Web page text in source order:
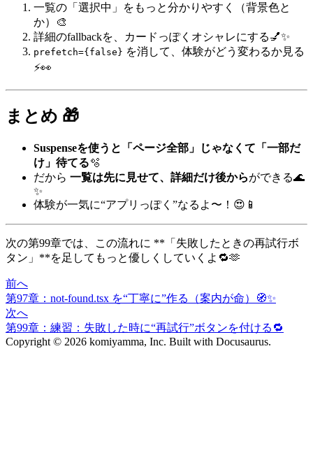
一覧の「選択中」をもっと分かりやすく（背景色と
か）🎨
詳細のfallbackを、カードっぽくオシャレにする💅✨
prefetch={false} を消して、体験がどう変わるか見る
⚡👀
まとめ 🎁
Suspenseを使うと「ページ全部」じゃなくて「一部だ
け」待てる🫧
だから 一覧は先に見せて、詳細だけ後からができる🌊
✨
体験が一気に“アプリっぽく”なるよ〜！😍📱
次の第99章では、この流れに **「失敗したときの再試行ボ
タン」**を足してもっと優しくしていくよ🔁🫶
前へ
第97章：not-found.tsx を“丁寧に”作る（案内が命）🧭✨
次へ
第99章：練習：失敗した時に“再試行”ボタンを付ける🔁
Copyright © 2026 komiyamma, Inc. Built with Docusaurus.